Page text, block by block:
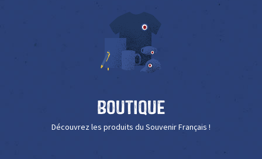
Boutique
Découvrez les produits du Souvenir Français !